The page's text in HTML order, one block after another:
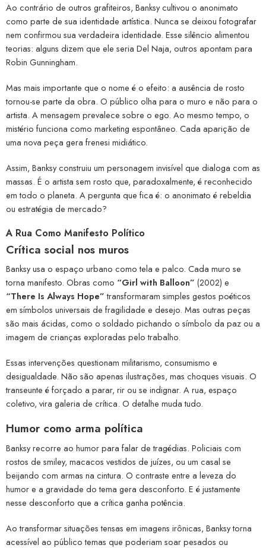
Ao contrário de outros grafiteiros, Banksy cultivou o anonimato
como parte de sua identidade artística. Nunca se deixou fotografar
nem confirmou sua verdadeira identidade. Esse silêncio alimentou
teorias: alguns dizem que ele seria Del Naja, outros apontam para
Robin Gunningham.
Mas mais importante que o nome é o efeito: a ausência de rosto
tornou-se parte da obra. O público olha para o muro e não para o
artista. A mensagem prevalece sobre o ego. Ao mesmo tempo, o
mistério funciona como marketing espontâneo. Cada aparição de
uma nova peça gera frenesi midiático.
Assim, Banksy construiu um personagem invisível que dialoga com as
massas. É o artista sem rosto que, paradoxalmente, é reconhecido
em todo o planeta. A pergunta que fica é: o anonimato é rebeldia
ou estratégia de mercado?
A Rua Como Manifesto Político
Crítica social nos muros
Banksy usa o espaço urbano como tela e palco. Cada muro se
torna manifesto. Obras como “Girl with Balloon” (2002) e
“There Is Always Hope”transformaram simples gestos poéticos
em símbolos universais de fragilidade e desejo. Mas outras peças
são mais ácidas, como o soldado pichando o símbolo da paz ou a
imagem de crianças exploradas pelo trabalho.
Essas intervenções questionam militarismo, consumismo e
desigualdade. Não são apenas ilustrações, mas choques visuais. O
transeunte é forçado a parar, rir ou se indignar. A rua, espaço
coletivo, vira galeria de crítica. O detalhe muda tudo.
Humor como arma política
Banksy recorre ao humor para falar de tragédias. Policiais com
rostos de smiley, macacos vestidos de juízes, ou um casal se
beijando com armas na cintura. O contraste entre a leveza do
humor e a gravidade do tema gera desconforto. E é justamente
nesse desconforto que a crítica ganha potência.
Ao transformar situações tensas em imagens irônicas, Banksy torna
acessível ao público temas que poderiam soar pesados ou